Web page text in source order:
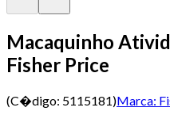
Macaquinho
Fisher Price
(C�digo: 5115181)Marca: